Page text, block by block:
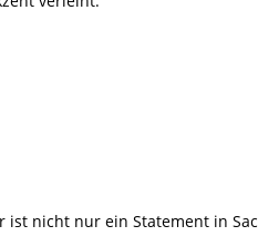
ist nicht nur ein Statement in